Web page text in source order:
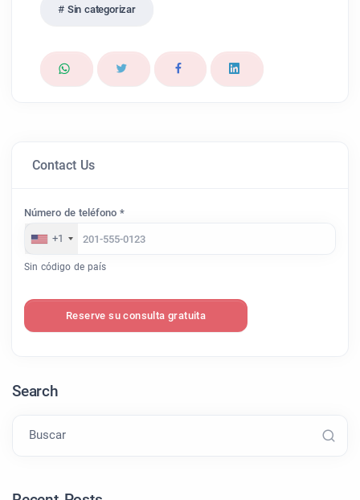
Sin categorizar
Contact Us
Número de teléfono *
+1
Sin código de país
Reserve su consulta gratuita
Search
Buscar